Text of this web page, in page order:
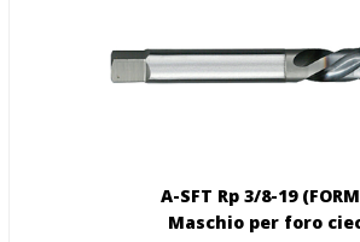
A-SFT Rp 3/8-19
Maschio per foro